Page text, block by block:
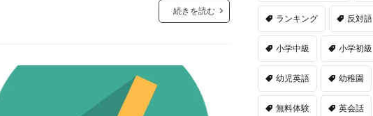
続きを読む
ランキング 反対語
小学中級 小学初級
幼児英語 幼稚園
無料体験 英会話